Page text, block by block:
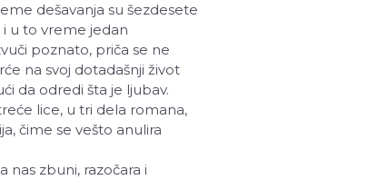
dešavanja su šezdesete
u to vreme jedan
poznato, priča se ne
na svoj dotadašnji život
da odredi šta je ljubav.
lice, u tri dela romana,
čime se vešto anulira
nas zbuni, razočara i